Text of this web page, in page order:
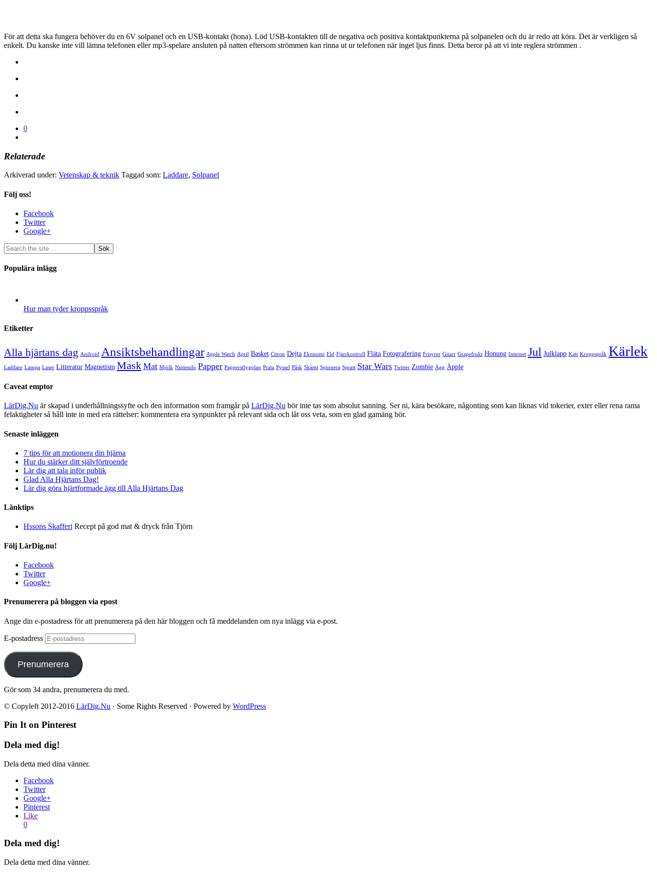
För att detta ska fungera behöver du en 6V solpanel och en USB-kontakt (hona). Löd USB-kontakten till de negativa och positiva kontaktpunkterna på solpanelen och du är redo att köra. Det är verkligen så
enkelt. Du kanske inte vill lämna telefonen eller mp3-spelare ansluten på natten eftersom strömmen kan rinna ut ur telefonen när inget ljus finns. Detta beror på att vi inte reglera strömmen .
0
Relaterade
Arkiverad under: Vetenskap & teknik Taggad som: Laddare, Solpanel
Följ oss!
Facebook
Twitter
Google+
Populära inlägg
Hur man tyder kroppsspråk
Etiketter
Alla hjärtans dag Android Ansiktsbehandlingar Apple Watch April Basket Citron Dejta Ekonomi Eld Fjärrkontroll Fläta Fotografering Frisyrer Gitarr Grapefrukt Honung Internet Jul Julklapp Katt Kroppspråk Kärlek
Laddare Lampa Laser Litteratur Magnetism Mask Mat Mjölk Nintendo Papper Pappersflygplan Prata Pyssel Påsk Skämt Spionera Spratt Star Wars Twitter Zombie Ägg Äpple
Caveat emptor
LärDig.Nu är skapad i underhållningssyfte och den information som framgår på LärDig.Nu bör inte tas som absolut sanning. Ser ni, kära besökare, någonting som kan liknas vid tokerier, exter eller rena rama
felaktigheter så håll inte in med era rättelser: kommentera era synpunkter på relevant sida och låt oss veta, som en glad gamäng bör.
Senaste inläggen
7 tips för att motionera din hjärna
Hur du stärker ditt självförtroende
Lär dig att tala inför publik
Glad Alla Hjärtans Dag!
Lär dig göra hjärtformade ägg till Alla Hjärtans Dag
Länktips
Hssons Skafferi Recept på god mat & dryck från Tjörn
Följ LärDig.nu!
Facebook
Twitter
Google+
Prenumerera på bloggen via epost
Ange din e-postadress för att prenumerera på den här bloggen och få meddelanden om nya inlägg via e-post.
E-postadress
Prenumerera
Gör som 34 andra, prenumerera du med.
© Copyleft 2012-2016 LärDig.Nu · Some Rights Reserved · Powered by WordPress
Pin It on Pinterest
Dela med dig!
Dela detta med dina vänner.
Facebook
Twitter
Google+
Pinterest
Like
0
Dela med dig!
Dela detta med dina vänner.